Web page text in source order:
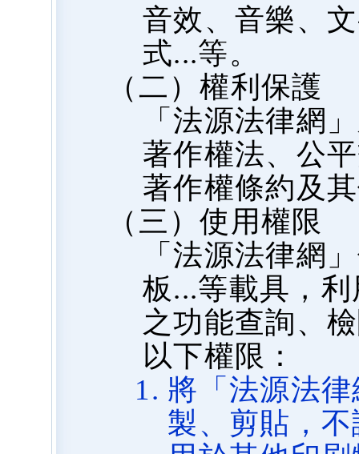
音效、音樂、
式...等。
（二）權利保護
「法源法律網
著作權法、公
著作權條約及
（三）使用權限
「法源法律網
板...等載具，
之功能查詢、
以下權限：
將「法源法
製、剪貼，